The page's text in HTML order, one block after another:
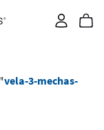
vela-3-mechas-